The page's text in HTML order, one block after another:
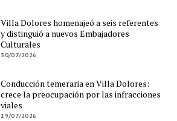
Villa Dolores homenajeó a seis referentes
y distinguió a nuevos Embajadores
Culturales
30/07/2026
Conducción temeraria en Villa Dolores:
crece la preocupación por las infracciones
viales
19/07/2026